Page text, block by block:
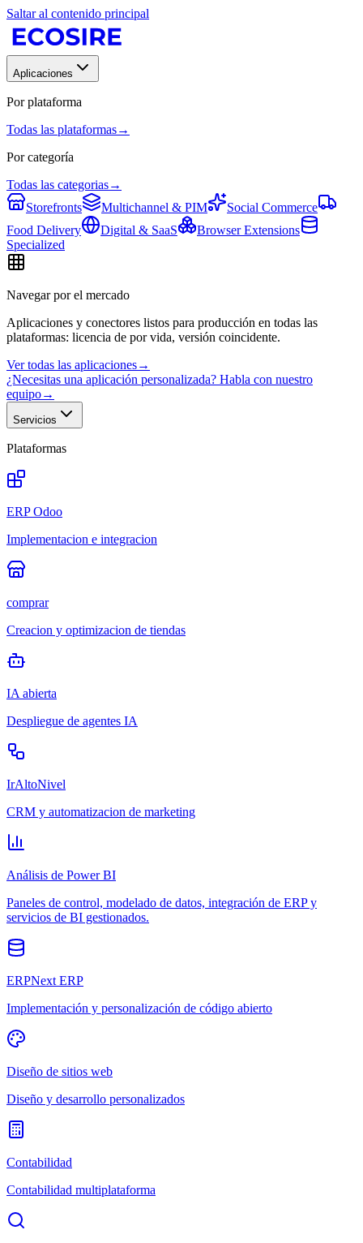
Saltar al contenido principal
Aplicaciones
Por plataforma
Todas las plataformas→
Por categoría
Todas las categorias→
Storefronts
Multichannel & PIM
Social Commerce
Food Delivery
Digital & SaaS
Browser Extensions
Specialized
Navegar por el mercado
Aplicaciones y conectores listos para producción en todas las
plataformas: licencia de por vida, versión coincidente.
Ver todas las aplicaciones→
¿Necesitas una aplicación personalizada? Habla con nuestro
equipo→
Servicios
Plataformas
ERP Odoo
Implementacion e integracion
comprar
Creacion y optimizacion de tiendas
IA abierta
Despliegue de agentes IA
IrAltoNivel
CRM y automatizacion de marketing
Análisis de Power BI
Paneles de control, modelado de datos, integración de ERP y
servicios de BI gestionados.
ERPNext ERP
Implementación y personalización de código abierto
Diseño de sitios web
Diseño y desarrollo personalizados
Contabilidad
Contabilidad multiplataforma